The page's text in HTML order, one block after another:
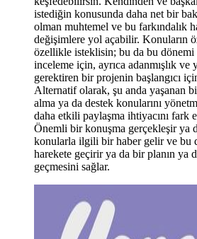
istediğin konusunda daha net bir
olman muhtemel ve bu farkındalık
değişimlere yol açabilir. Konuların
özellikle isteklisin; bu da bu dönemi
inceleme için, ayrıca adanmışlık ve
gerektiren bir projenin başlangıcı
Alternatif olarak, şu anda yaşanan
alma ya da destek konularını
daha etkili paylaşma ihtiyacını fark
Önemli bir konuşma gerçekleşir ya
konularla ilgili bir haber gelir ve bu
harekete geçirir ya da bir planın ya
geçmesini sağlar.